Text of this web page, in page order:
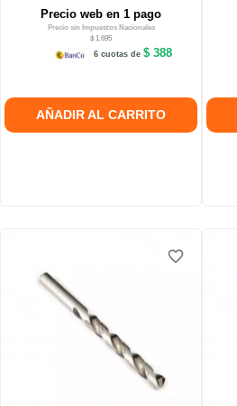
Precio web en 1 pago
Precio sin Impuestos Nacionales
$ 1.695
6 cuotas de$ 388
AÑADIR AL CARRITO
favorite_border
favorite_border